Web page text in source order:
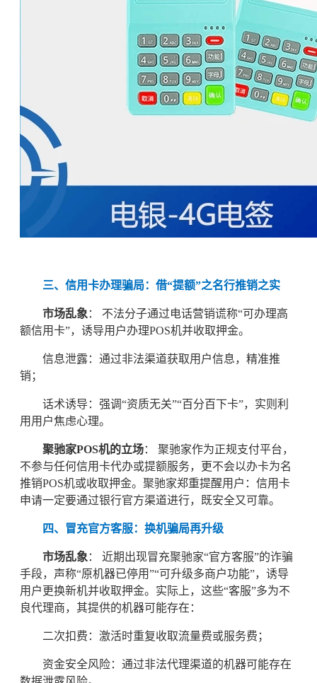
三、信用卡办理骗局：借“提额”之名行推销之实
市场乱象 ： 不法分子通过电话营销谎称“可办理高
额信用卡”，诱导用户办理POS机并收取押金。
信息泄露：通过非法渠道获取用户信息，精准推
销；
话术诱导：强调“资质无关”“百分百下卡”，实则利
用用户焦虑心理。
聚驰家POS机的立场： 聚驰家作为正规支付平台，
不参与任何信用卡代办或提额服务，更不会以办卡为名
推销POS机或收取押金。聚驰家郑重提醒用户：信用卡
申请一定要通过银行官方渠道进行，既安全又可靠。
四、冒充官方客服：换机骗局再升级
市场乱象 ： 近期出现冒充聚驰家“官方客服”的诈骗
手段，声称“原机器已停用”“可升级多商户功能”，诱导
用户更换新机并收取押金。实际上，这些“客服”多为不
良代理商，其提供的机器可能存在：
二次扣费：激活时重复收取流量费或服务费；
资金安全风险：通过非法代理渠道的机器可能存在